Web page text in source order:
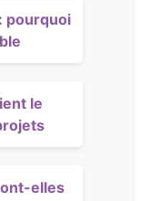
pourquoi
le
elles